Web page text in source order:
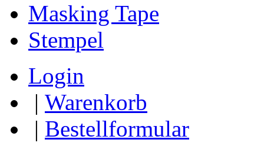
Masking Tape
Stempel
Login
| Warenkorb
| Bestellformular